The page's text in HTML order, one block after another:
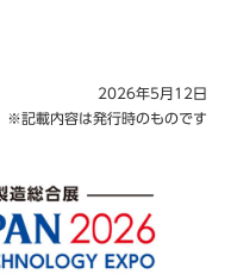
2026年5月12日
※記載内容は発行時のものです